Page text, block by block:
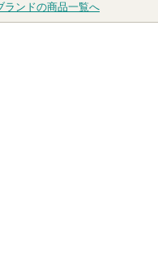
ランドの商品一覧へ